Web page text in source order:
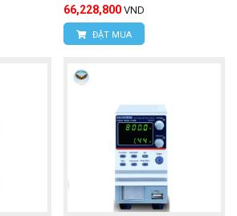
66,228,800 VND
ĐẶT MUA